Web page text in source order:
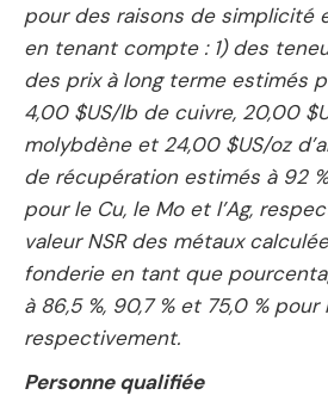
pour des raisons de simplicité
en tenant compte : 1) des
des prix à long terme estimés
4,00 $US/lb de cuivre, 20,00
molybdène et 24,00 $US/oz
de récupération estimés à 92
pour le Cu, le Mo et l’Ag,
valeur NSR des métaux
fonderie en tant que
à 86,5 %, 90,7 % et 75,0 % pour
respectivement.
Personne qualifiée